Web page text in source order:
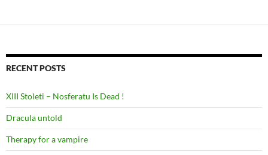
RECENT POSTS
XIII Stoleti – Nosferatu Is Dead !
Dracula untold
Therapy for a vampire